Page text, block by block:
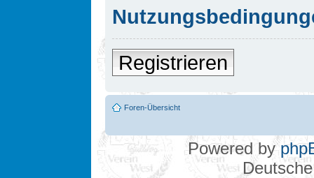
Registrieren
Foren-Übersicht
Powered by